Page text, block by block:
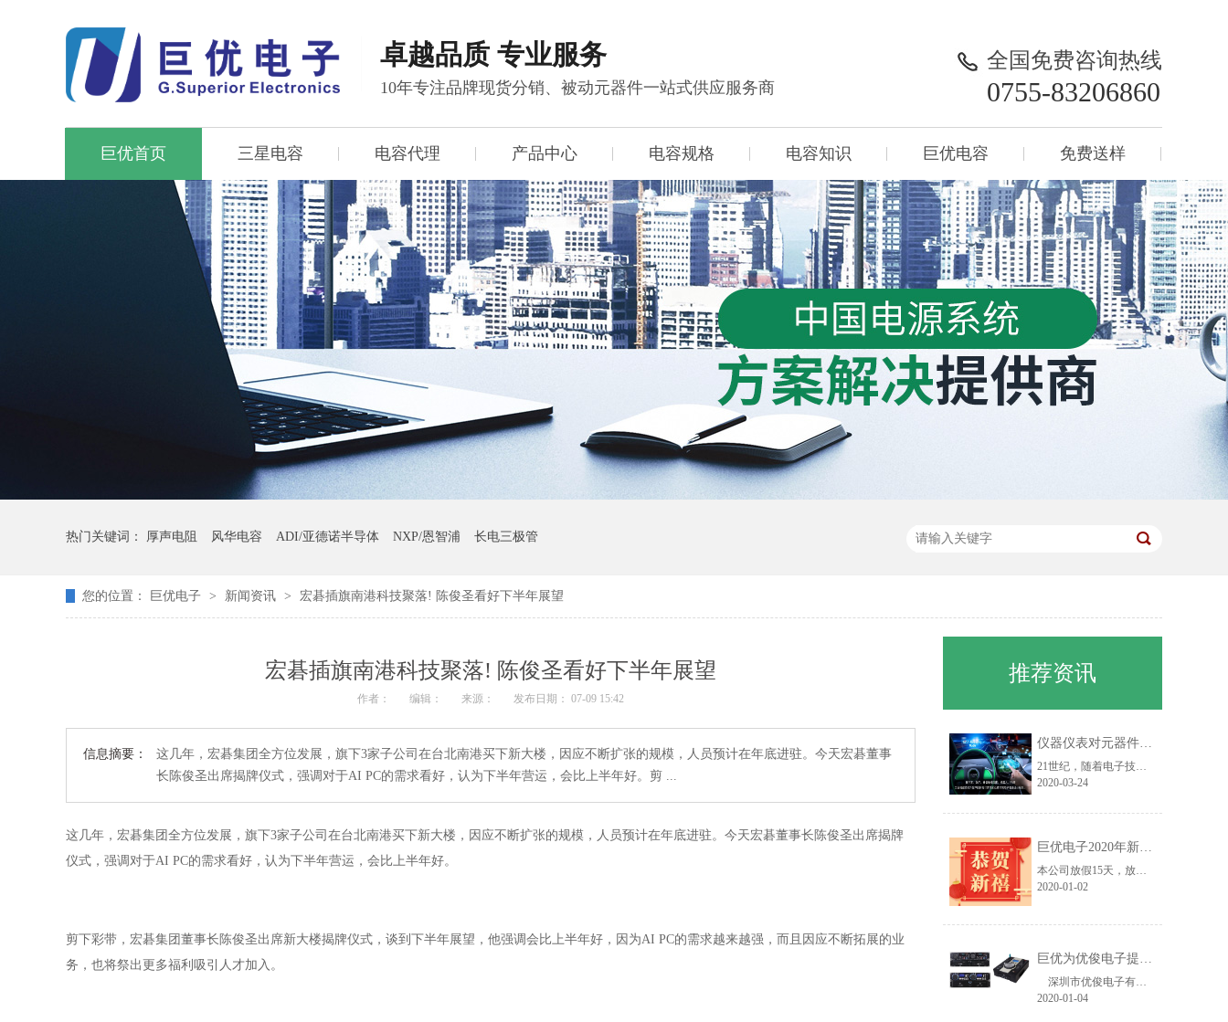
卓越品质 专业服务
10年专注品牌现货分销、被动元器件一站式供应服务商
全国免费咨询热线
0755-83206860
巨优首页 三星电容 电容代理 产品中心 电容规格 电容知识 巨优电容 免费送样
热门关键词： 厚声电阻 风华电容 ADI/亚德诺半导体 NXP/恩智浦 长电三极管
您的位置： 巨优电子 > 新闻资讯 > 宏碁插旗南港科技聚落! 陈俊圣看好下半年展望
宏碁插旗南港科技聚落! 陈俊圣看好下半年展望
作者： 编辑： 来源： 发布日期： 07-09 15:42
信息摘要：
这几年，宏碁集团全方位发展，旗下3家子公司在台北南港买下新大楼，因应不断扩张的规模，人员预计在年底进驻。今天宏碁董事
长陈俊圣出席揭牌仪式，强调对于AI PC的需求看好，认为下半年营运，会比上半年好。剪 ...
这几年，宏碁集团全方位发展，旗下3家子公司在台北南港买下新大楼，因应不断扩张的规模，人员预计在年底进驻。今天宏碁董事长陈俊圣出席揭牌
仪式，强调对于AI PC的需求看好，认为下半年营运，会比上半年好。
剪下彩带，宏碁集团董事长陈俊圣出席新大楼揭牌仪式，谈到下半年展望，他强调会比上半年好，因为AI PC的需求越来越强，而且因应不断拓展的业
务，也将祭出更多福利吸引人才加入。
推荐资讯
仪器仪表对元器件的精度测试与质量稳定性要求
21世纪，随着电子技术的发展，各类电子仪器快速产生。同时，随着工业化程度的不断提高，电子仪器开始在各 ...
2020-03-24
巨优电子2020年新年春节放假通知
本公司放假15天，放假期间产生的订单，将于上班后统一发出。如有售后问题，请客官们联系客服或者留意，上 ...
2020-01-02
巨优为优俊电子提供CD播放板电容解决方案
深圳市优俊电子有限公司是一家专业生产音频设备的公司，主要出口CD播放机， ...
2020-01-04